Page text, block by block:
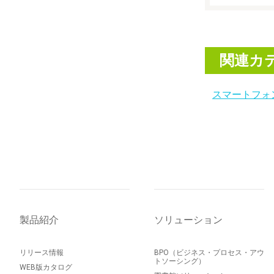
関連カ
スマートフ
製品紹介
リリース情報
WEB版カタログ
ソリューション
BPO（ビジネス・プロセス・アウ
トソーシング）